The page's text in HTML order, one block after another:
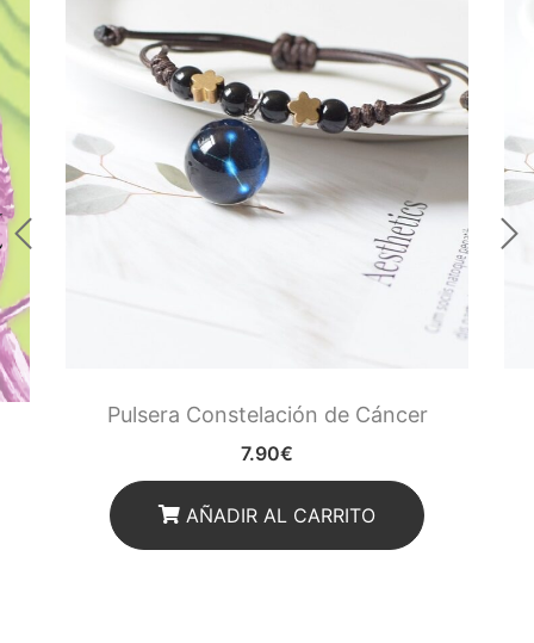
Runas de las Brujas
Shungit
Signos del Zodiaco
Uncategorized
Velas Y Velones
Pulsera Constelación de Cáncer
7.90€
AÑADIR AL CARRITO